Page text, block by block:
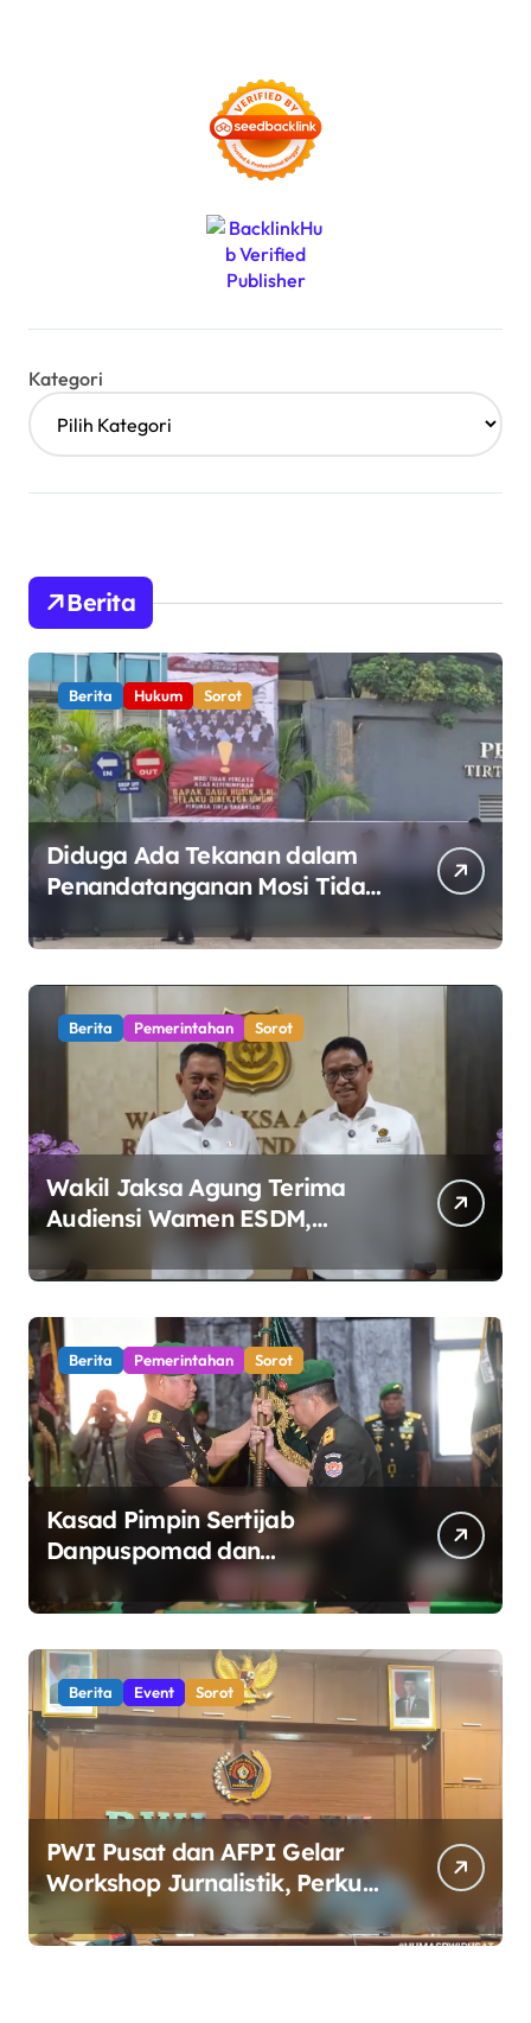
Kategori
Berita
Berita Hukum Sorot
Diduga Ada Tekanan dalam
Penandatanganan Mosi Tidak
Polemik Perumda Tirta
Bhagasasi Diusut Objektif
Berita Pemerintahan Sorot
Wakil Jaksa Agung Terima
Audiensi Wamen ESDM,
Perkuat Sinergi Kawal Tata
Kelola Sektor Energi
Berita Pemerintahan Sorot
Kasad Pimpin Sertijab
Danpuspomad dan
Penguatan Organisasi TNI AD
yang Adaptif dan Profesional
Berita Event Sorot
PWI Pusat dan AFPI Gelar
Workshop Jurnalistik, Perkuat
Literasi Keuangan Digital bagi
Insan Pers